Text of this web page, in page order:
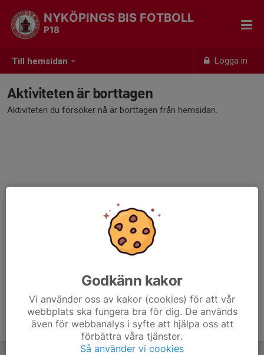
Till hemsidan Logga in
NYKÖPINGS BIS FOTBOLL
P18
Aktiviteten är borttagen
Aktiviteten du försöker nå är borttagen från hemsidan.
Godkänn kakor
Vi använder oss av kakor (cookies) för att vår
webbplats ska fungera bra för dig. De används
även för webbanalys i syfte att hjälpa oss att
förbättra våra tjänster.
Så använder vi cookies